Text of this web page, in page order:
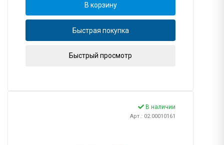
В корзину
Быстрая покупка
Быстрый просмотр
В наличии
Арт.: 02.00010161